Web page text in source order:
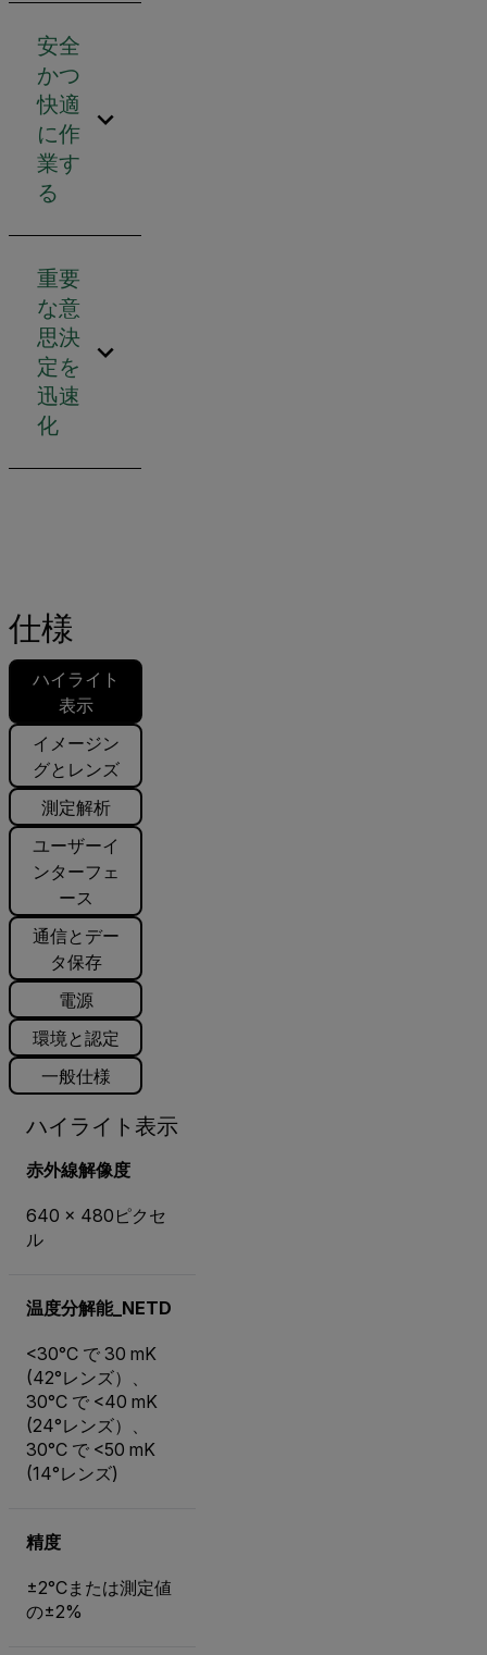
安全
かつ
快適
に作
業す
る
重要
な意
思決
定を
迅速
化
仕様
ハイライト
表示
イメージン
グとレンズ
測定解析
ユーザーイ
ンターフェ
ース
通信とデー
タ保存
電源
環境と認定
一般仕様
ハイライト表示
赤外線解像度
640 × 480ピクセ
ル
温度分解能_NETD
<30°C で 30 mK
(42°レンズ）、
30°C で <40 mK
(24°レンズ）、
30°C で <50 mK
(14°レンズ)
精度
±2°Cまたは測定値
の±2%